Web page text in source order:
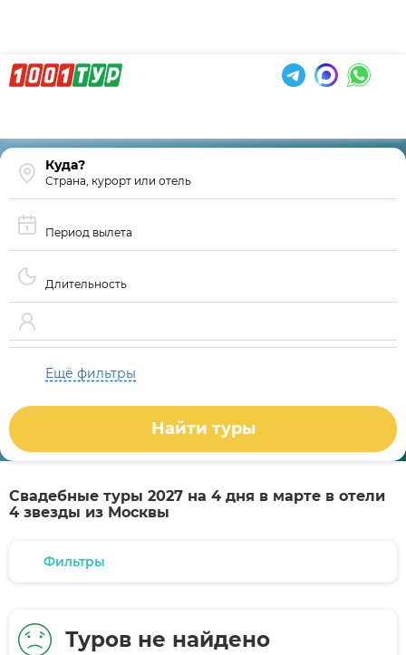
Страна, курорт или отель
Период вылета
Длительность
Ещё фильтры
Найти туры
Свадебные туры 2027 на 4 дня в марте в отели
4 звезды из Москвы
Фильтры
Туров не найдено